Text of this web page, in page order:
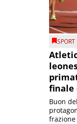
SPORT
finale
Buon